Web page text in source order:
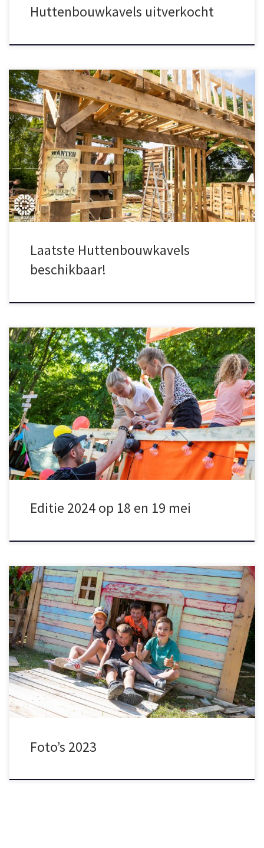
Huttenbouwkavels uitverkocht
Het leek even of alle bouwkavels al binnen 10 minuten op waren,
maar niet getreurd: er zijn nog 5 plekken over! Sommige groepen
hadden een dubbele teaminschrijving, dus we hebben hier en
daar nog een aantal plekken beschikbaar kunnen maken. Ben er
snel bij, want op=op!
Laatste Huttenbouwkavels
beschikbaar!
Huttenbouwspektakel 2024
komt eraan, en wel op 18 en 19
mei. We verhuizen het Spektakel weer terug naar Dorplein, het
thema is KERMIS en deze editie belooft spectaculairder dan ooit
te worden!
Zet alvast een reminder voor 10 maart om 12.00 in
je agenda, want dan opent […]
Editie 2024 op 18 en 19 mei
Wat een prachtige hutten, wat een weer en wat een sfeer… De
foto’s van Huttenbouwspektakel 2023 staan nu facebook! Dank
aan alle sponsoren, vrijwilligers, helpende handjes van het AZC,
en natuurlijk jullie voor weer een fantastische editie! In 2024
organiseren we het Huttenbouwspektakel weer met Pinksteren,
dus reserveer 18+19 mei […]
Foto’s 2023